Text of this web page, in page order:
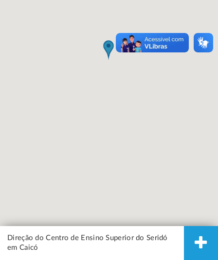
Direção do Centro de Ensino Superior do Seridó
em Caicó